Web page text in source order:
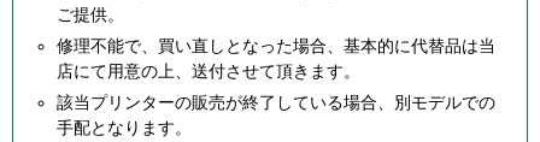
ご提供。
修理不能で、買い直しとなった場合、基本的に代替品は当
店にて用意の上、送付させて頂きます。
該当プリンターの販売が終了している場合、別モデルでの
手配となります。